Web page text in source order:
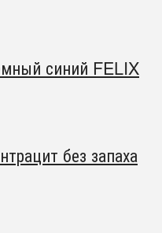
синий FELIX
без запаха